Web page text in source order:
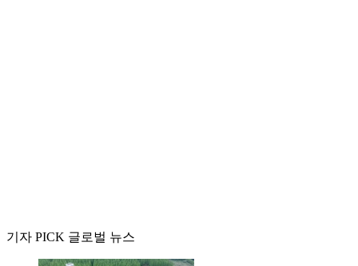
기자 PICK 글로벌 뉴스